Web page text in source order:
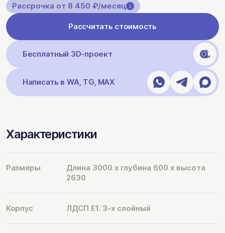
Рассрочка от 8 450 ₽/месяц
Рассчитать стоимость
Бесплатный 3D-проект
Написать в WA, TG, MAX
Характеристики
Размеры
Длина 3000 х глубина 600 х высота
2630
Корпус ЛДСП Е1. 3-х слойный